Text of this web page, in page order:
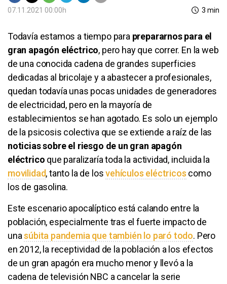
07.11.2021 00:00h 3 min
Todavía estamos a tiempo para prepararnos para el
gran apagón eléctrico, pero hay que correr. En la web
de una conocida cadena de grandes superficies
dedicadas al bricolaje y a abastecer a profesionales,
quedan todavía unas pocas unidades de generadores
de electricidad, pero en la mayoría de
establecimientos se han agotado. Es solo un ejemplo
de la psicosis colectiva que se extiende a raíz de las
noticias sobre el riesgo de un gran apagón
eléctrico que paralizaría toda la actividad, incluida la
movilidad, tanto la de losvehículos eléctricos como
los de gasolina.
Este escenario apocalíptico está calando entre la
población, especialmente tras el fuerte impacto de
unasúbita pandemia que también lo paró todo. Pero
en 2012, la receptividad de la población a los efectos
de un gran apagón era mucho menor y llevó a la
cadena de televisión NBC a cancelar la serie